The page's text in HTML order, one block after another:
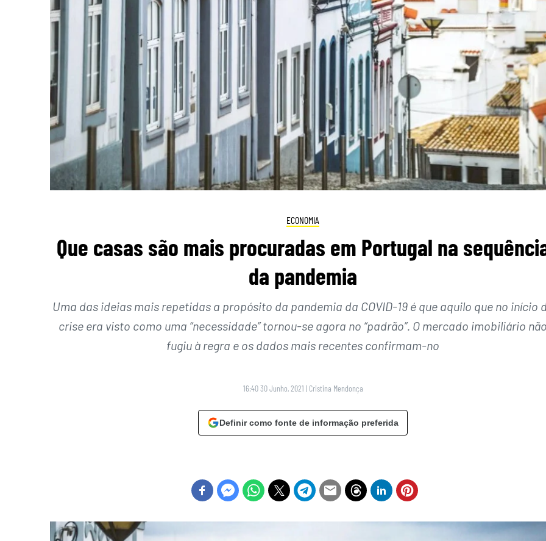
ECONOMIA
Que casas são mais procuradas em Portugal na
da pandemia
Uma das ideias mais repetidas a propósito da pandemia da COVID-19 é que aquilo que no início
crise era visto como uma “necessidade” tornou-se agora no “padrão”. O mercado imobiliário
fugiu à regra e os dados mais recentes confirmam-no
16:40 30 Junho, 2021 | Cristina Mendonça
Definir como fonte de informação preferida